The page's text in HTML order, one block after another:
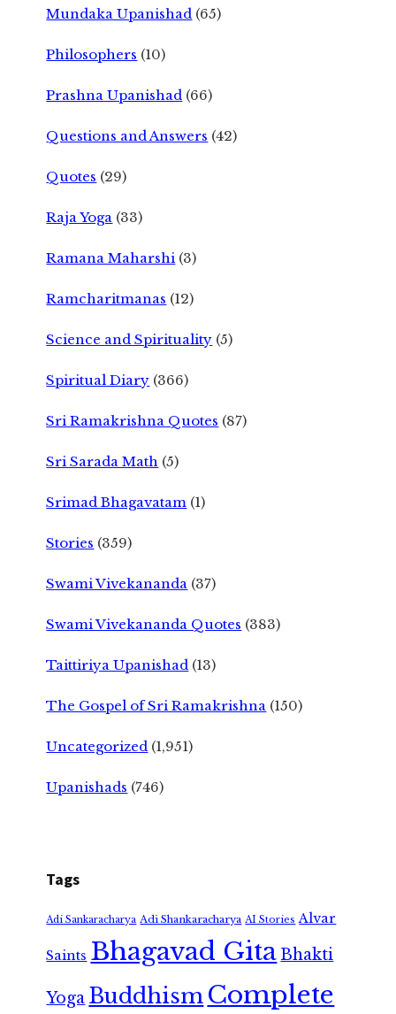
Mundaka Upanishad (65)
Philosophers (10)
Prashna Upanishad (66)
Questions and Answers (42)
Quotes (29)
Raja Yoga (33)
Ramana Maharshi (3)
Ramcharitmanas (12)
Science and Spirituality (5)
Spiritual Diary (366)
Sri Ramakrishna Quotes (87)
Sri Sarada Math (5)
Srimad Bhagavatam (1)
Stories (359)
Swami Vivekananda (37)
Swami Vivekananda Quotes (383)
Taittiriya Upanishad (13)
The Gospel of Sri Ramakrishna (150)
Uncategorized (1,951)
Upanishads (746)
Tags
Adi Sankaracharya Adi Shankaracharya AI Stories Alvar
Saints Bhagavad GitaBhakti
Yoga Buddhism Complete